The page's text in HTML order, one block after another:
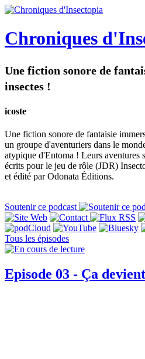
Chroniques
Une fiction sonore de
insectes !
icoste
Une fiction sonore de fantaisie
un groupe d'aventuriers dans le
atypique d'Entoma ! Leurs aventures
écrits pour le jeu de rôle (JDR)
et édité par Odonata Éditions.
Soutenir ce podcast
Tous les épisodes
Episode 03 - Ça